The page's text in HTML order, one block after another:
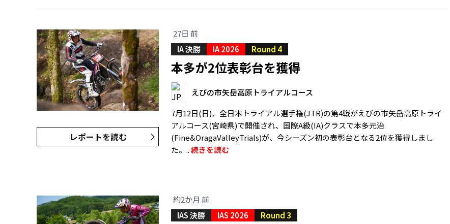
レポートを読む
27日 前
IA 決勝
IA 2026 Round 4
本多が2位表彰台を獲得
えびの市矢岳高原トライアルコース
7月12日(日)、全日本トライアル選手権(JTR)の第4戦がえびの市矢岳高原トライ
アルコース(宮崎県)で開催され、国際A級(IA)クラスで本多元治
(Fine&OragaValleyTrials)が、今シーズン初の表彰台となる2位を獲得しまし
た。..続きを読む
約2か月 前
IAS 決勝
IAS 2026 Round 3